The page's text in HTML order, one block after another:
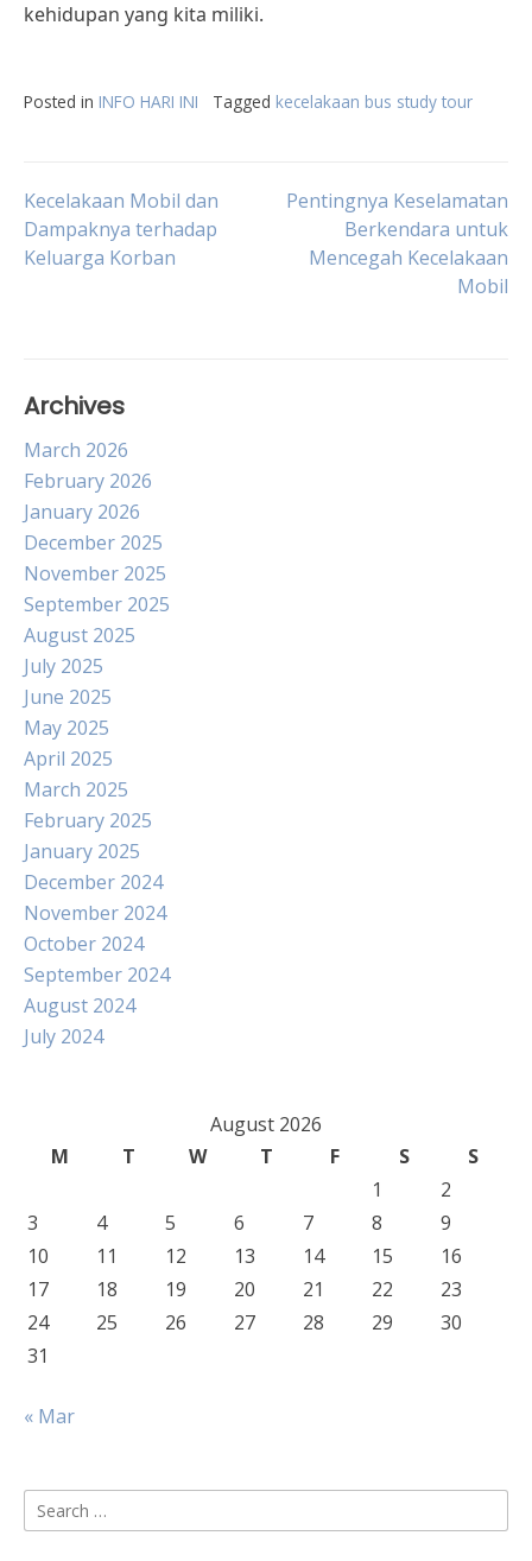
kehidupan yang kita miliki.
Posted in INFO HARI INI Tagged kecelakaan bus study tour
Post
navigation
Kecelakaan Mobil dan
Dampaknya terhadap
Keluarga Korban
Pentingnya Keselamatan
Berkendara untuk
Mencegah Kecelakaan
Mobil
Archives
March 2026
February 2026
January 2026
December 2025
November 2025
September 2025
August 2025
July 2025
June 2025
May 2025
April 2025
March 2025
February 2025
January 2025
December 2024
November 2024
October 2024
September 2024
August 2024
July 2024
August 2026
M
T W T F S
S
1
2
3
4 5 6 7 8
9
10
11 12 13 14 15
16
17
18 19 20 21 22
23
24
25 26 27 28 29
30
31
« Mar
Search
for: